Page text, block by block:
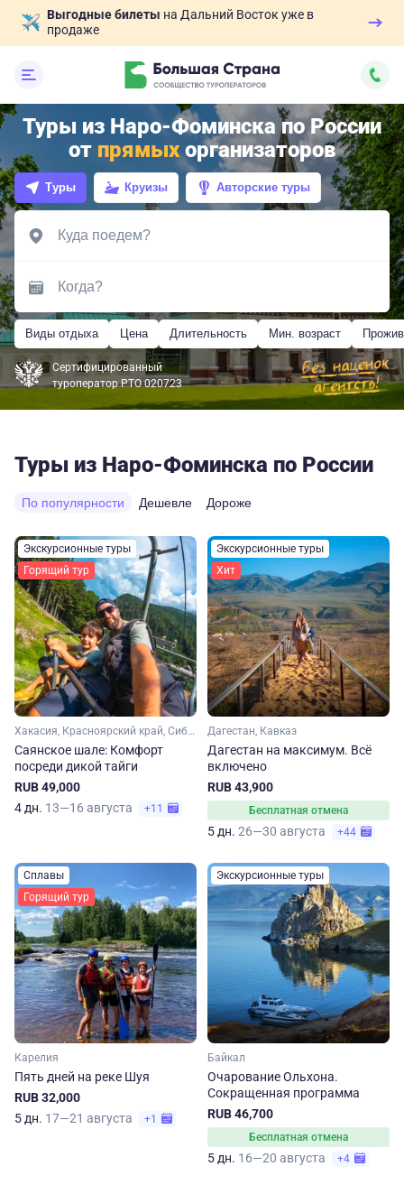
Выгодные билеты на Дальний Восток уже в
продаже
Туры из Наро-Фоминска по России
от прямыхорганизаторов
Туры Круизы Авторские туры
Виды отдыха Цена Длительность Мин. возраст
Сертифицированный
туроператор РТО 020723
Туры из Наро-Фоминска по России
По популярности Дешевле Дороже
Экскурсионные туры
Горящий тур
Хакасия, Красноярский край, Сибирь
Саянское шале: Комфорт
посреди дикой тайги
RUB 49,000
4 дн. 13—16 августа +11
Экскурсионные туры
Хит
Дагестан, Кавказ
Дагестан на максимум. Вcё
включено
RUB 43,900
Бесплатная отмена
5 дн. 26—30 августа +44
Сплавы
Горящий тур
Карелия
Пять дней на реке Шуя
RUB 32,000
5 дн. 17—21 августа +1
Экскурсионные туры
Байкал
Очарование Ольхона.
Сокращенная программа
RUB 46,700
Бесплатная отмена
5 дн. 16—20 августа +4